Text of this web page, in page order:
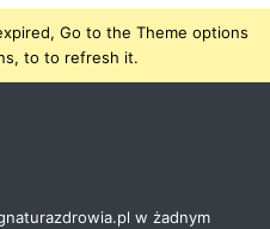
Go to the Theme options
to to refresh it.
w żadnym